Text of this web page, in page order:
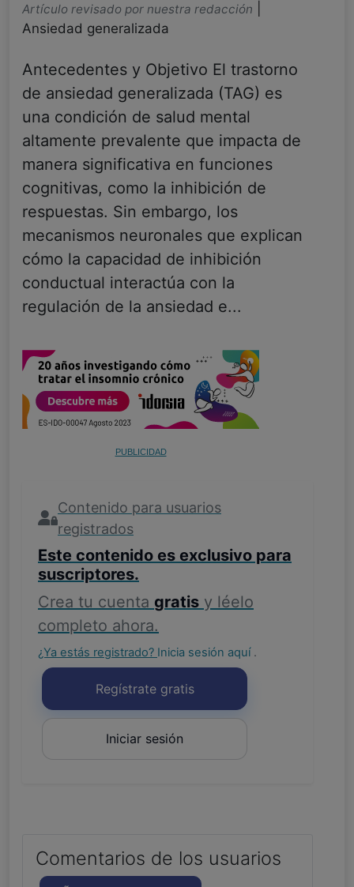
Artículo revisado por nuestra redacción
Ansiedad generalizada
Antecedentes y Objetivo El trastorno
de ansiedad generalizada (TAG) es
una condición de salud mental
altamente prevalente que impacta de
manera significativa en funciones
cognitivas, como la inhibición de
respuestas. Sin embargo, los
mecanismos neuronales que explican
cómo la capacidad de inhibición
conductual interactúa con la
regulación de la ansiedad e...
PUBLICIDAD
Contenido para usuarios
registrados
Este contenido es exclusivo para
suscriptores.
Crea tu cuenta gratis y léelo
completo ahora.
¿Ya estás registrado? Inicia sesión aquí .
Regístrate gratis
Iniciar sesión
Comentarios de los usuarios